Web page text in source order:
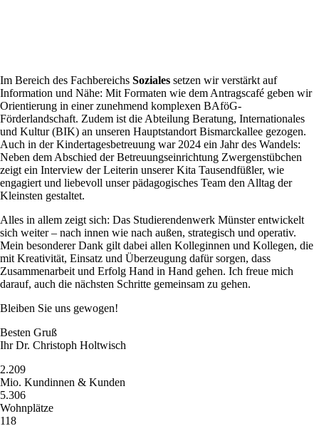
Im Bereich des Fachbereichs Soziales setzen wir verstärkt auf
Information und Nähe: Mit Formaten wie dem Antragscafé geben wir
Orientierung in einer zunehmend komplexen BAföG-
Förderlandschaft. Zudem ist die Abteilung Beratung, Internationales
und Kultur (BIK) an unseren Hauptstandort Bismarckallee gezogen.
Auch in der Kindertagesbetreuung war 2024 ein Jahr des Wandels:
Neben dem Abschied der Betreuungseinrichtung Zwergenstübchen
zeigt ein Interview der Leiterin unserer Kita Tausendfüßler, wie
engagiert und liebevoll unser pädagogisches Team den Alltag der
Kleinsten gestaltet.
Alles in allem zeigt sich: Das Studierendenwerk Münster entwickelt
sich weiter – nach innen wie nach außen, strategisch und operativ.
Mein besonderer Dank gilt dabei allen Kolleginnen und Kollegen, die
mit Kreativität, Einsatz und Überzeugung dafür sorgen, dass
Zusammenarbeit und Erfolg Hand in Hand gehen. Ich freue mich
darauf, auch die nächsten Schritte gemeinsam zu gehen.
Bleiben Sie uns gewogen!
Besten Gruß
Ihr Dr. Christoph Holtwisch
2.209
Mio. Kundinnen & Kunden
5.306
Wohnplätze
118